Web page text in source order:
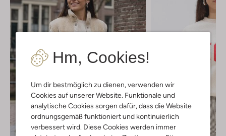
Hm, Cookies!
Um dir bestmöglich zu dienen, verwenden wir
Cookies auf unserer Website. Funktionale und
analytische Cookies sorgen dafür, dass die Website
ordnungsgemäß funktioniert und kontinuierlich
verbessert wird. Diese Cookies werden immer